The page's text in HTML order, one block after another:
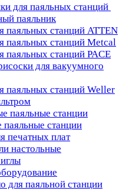
для паяльных станций
паяльник
паяльных станций ATTEN
паяльных станций Metcal
паяльных станций PACE
для вакуумного
паяльных станций Weller
паяльные станции
станции
печатных плат
настольные
для паяльной станции